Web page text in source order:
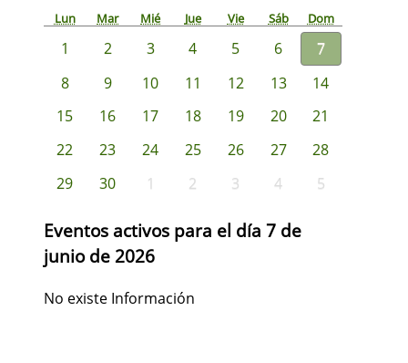
Lun Mar Mié Jue Vie Sáb Dom
1 2 3 4 5 6
7
8
9 10 11 12 13
14
15
16 17 18 19 20
21
22
23 24 25 26 27
28
29
30 1 2 3 4 5
Eventos activos para el día 7 de
junio de 2026
No existe Información